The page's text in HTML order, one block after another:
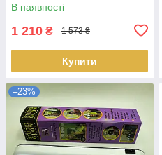
В наявності
1 210 ₴ 1 573 ₴
Купити
–23%